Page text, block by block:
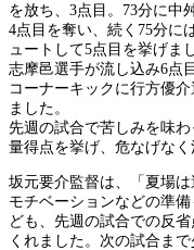
を放ち、3点目。73分に中
4点目を奪い、続く75分に
ュートして5点目を挙げま
志摩邑選手が流し込み6点
コーナーキックに行方優
ました。
先週の試合で苦しみを味
量得点を挙げ、危なげなく
坂元要介監督は、「夏場
モチベーションなどの準
ども、先週の試合での反
くれました。次の試合ま